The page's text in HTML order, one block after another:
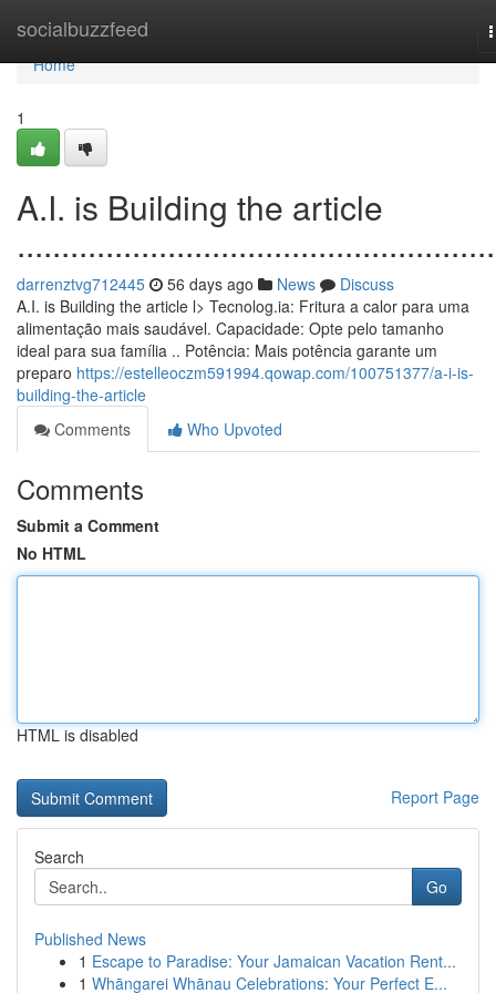
socialbuzzfeed
Home
Home
1
A.I. is Building the article
darrenztvg712445 56 days ago News
Discuss
A.I. is Building the article l> Tecnolog.ia: Fritura a calor para uma
alimentação mais saudável. Capacidade: Opte pelo tamanho
ideal para sua família .. Potência: Mais potência garante um
preparo https://estelleoczm591994.qowap.com/100751377/a-i-is-
building-the-article
Comments
Who Upvoted
Comments
Submit a Comment
No HTML
HTML is disabled
Report Page
Search
Go
Published News
1 Escape to Paradise: Your Jamaican Vacation Rent...
1 Whāngarei Whānau Celebrations: Your Perfect E...